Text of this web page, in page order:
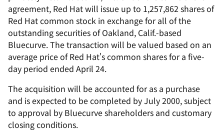
agreement, Red Hat will issue up to 1,257,862 shares of
Red Hat common stock in exchange for all of the
outstanding securities of Oakland, Calif.-based
Bluecurve. The transaction will be valued based on an
average price of Red Hat's common shares for a five-
day period ended April 24.
The acquisition will be accounted for as a purchase
and is expected to be completed by July 2000, subject
to approval by Bluecurve shareholders and customary
closing conditions.